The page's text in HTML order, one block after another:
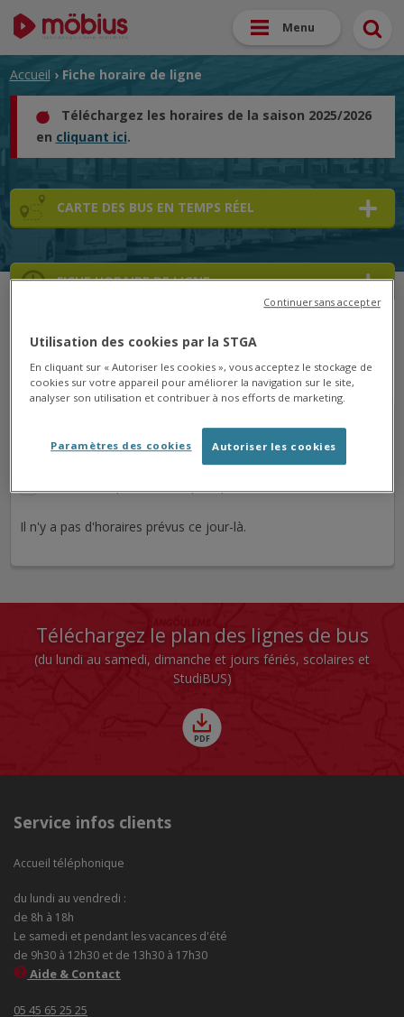
Menu
Accueil › Fiche horaire de ligne
Téléchargez les horaires de la saison 2025/2026
en cliquant ici.
CARTE DES BUS EN TEMPS RÉEL
FICHE HORAIRE DE LIGNE
➜
➜
➜
➜
Journée Matin Après midi Soirée
Il n'y a pas d'horaires prévus ce jour-là.
Téléchargez le plan des lignes de bus
(du lundi au samedi, dimanche et jours fériés, scolaires et
StudiBUS)
Service infos clients
Accueil téléphonique
du lundi au vendredi :
de 8h à 18h
Le samedi et pendant les vacances d'été
de 9h30 à 12h30 et de 13h30 à 17h30
Aide & Contact
05 45 65 25 25
Utilisation des cookies par la STGA
En cliquant sur « Autoriser les cookies », vous acceptez le stockage de
cookies sur votre appareil pour améliorer la navigation sur le site,
analyser son utilisation et contribuer à nos efforts de marketing.
Autoriser les cookies
Paramètres des cookies
Continuer sans accepter